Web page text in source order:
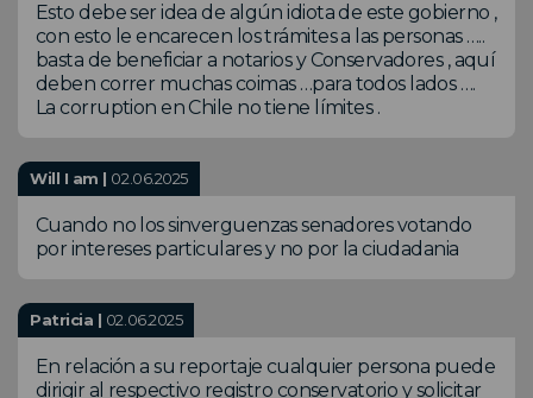
Esto debe ser idea de algún idiota de este gobierno ,
con esto le encarecen los trámites a las personas …..
basta de beneficiar a notarios y Conservadores , aquí
deben correr muchas coimas …para todos lados ….
La corruption en Chile no tiene límites .
Will I am | 02.06.2025
Cuando no los sinverguenzas senadores votando
por intereses particulares y no por la ciudadania
Patricia | 02.06.2025
En relación a su reportaje cualquier persona puede
dirigir al respectivo registro conservatorio y solicitar